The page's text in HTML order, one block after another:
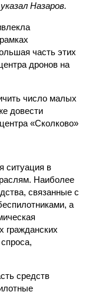
Назаров.
часть этих
дронов на
число малых
довести
«Сколково»
ситуация в
Наиболее
связанные с
а
гражданских
средств